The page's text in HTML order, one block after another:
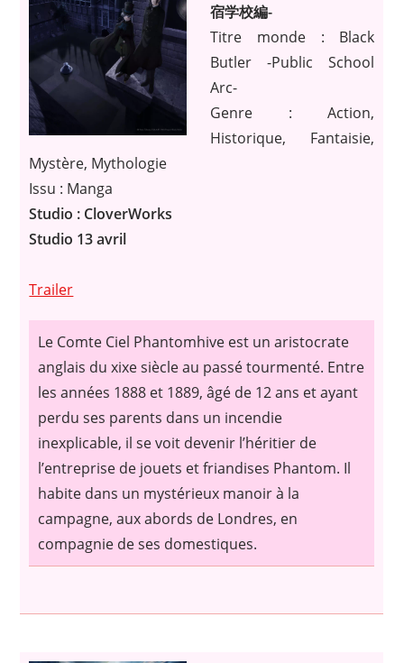
宿学校編-
Titre monde : Black
Butler -Public School
Arc-
Genre : Action,
Historique, Fantaisie,
Mystère, Mythologie
Issu : Manga
Studio : CloverWorks
Studio 13 avril
Trailer
Le Comte Ciel Phantomhive est un aristocrate
anglais du xixe siècle au passé tourmenté. Entre
les années 1888 et 1889, âgé de 12 ans et ayant
perdu ses parents dans un incendie
inexplicable, il se voit devenir l’héritier de
l’entreprise de jouets et friandises Phantom. Il
habite dans un mystérieux manoir à la
campagne, aux abords de Londres, en
compagnie de ses domestiques.